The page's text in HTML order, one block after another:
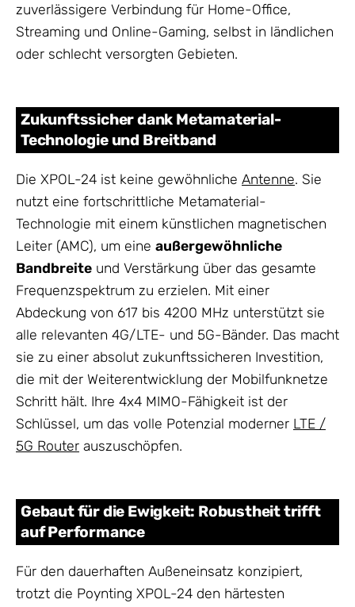
zuverlässigere Verbindung für Home-Office,
Streaming und Online-Gaming, selbst in ländlichen
oder schlecht versorgten Gebieten.
Zukunftssicher dank Metamaterial-
Technologie und Breitband
Die XPOL-24 ist keine gewöhnliche Antenne. Sie
nutzt eine fortschrittliche Metamaterial-
Technologie mit einem künstlichen magnetischen
Leiter (AMC), um eine außergewöhnliche
Bandbreite und Verstärkung über das gesamte
Frequenzspektrum zu erzielen. Mit einer
Abdeckung von 617 bis 4200 MHz unterstützt sie
alle relevanten 4G/LTE- und 5G-Bänder. Das macht
sie zu einer absolut zukunftssicheren Investition,
die mit der Weiterentwicklung der Mobilfunknetze
Schritt hält. Ihre 4x4 MIMO-Fähigkeit ist der
Schlüssel, um das volle Potenzial moderner LTE /
5G Router auszuschöpfen.
Gebaut für die Ewigkeit: Robustheit trifft
auf Performance
Für den dauerhaften Außeneinsatz konzipiert,
trotzt die Poynting XPOL-24 den härtesten